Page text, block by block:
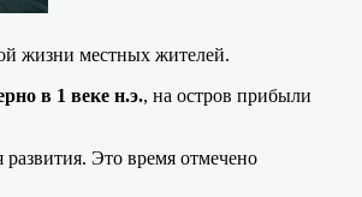
жизни местных жителей.
в 1 веке н.э., на остров прибыли
развития. Это время отмечено